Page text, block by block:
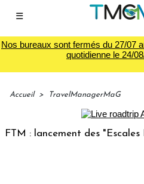
☰
Nos bureaux sont fermés du 27/07
quotidienne le 24/
Accueil > TravelManagerMaG
: lancement des "Escales